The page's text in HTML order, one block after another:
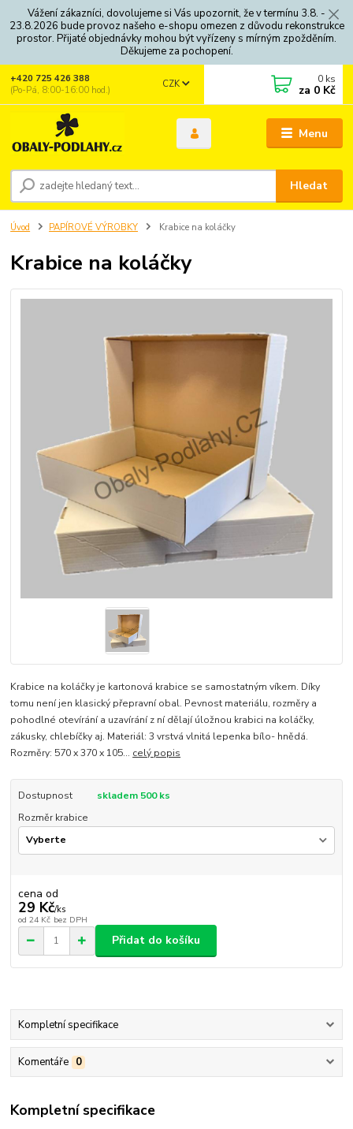
Vážení zákazníci, dovolujeme si Vás upozornit, že v termínu 3.8. -
23.8.2026 bude provoz našeho e-shopu omezen z důvodu rekonstrukce
prostor. Přijaté objednávky mohou být vyřízeny s mírným zpožděním.
Děkujeme za pochopení.
Menu
CZK
Hledat
+420 725 426 388
(Po-Pá, 8:00-16:00 hod.)
0 ks
za 0 Kč
Úvod PAPÍROVÉ VÝROBKY Krabice na koláčky
Krabice na koláčky
Krabice na koláčky je kartonová krabice se samostatným víkem. Díky
tomu není jen klasický přepravní obal. Pevnost materiálu, rozměry a
pohodlné otevírání a uzavírání z ní dělají úložnou krabici na koláčky,
zákusky, chlebíčky aj. Materiál: 3 vrstvá vlnitá lepenka bílo- hnědá.
Rozměry: 570 x 370 x 105... celý popis
Dostupnost
skladem 500 ks
Rozměr krabice
cena od
29 Kč/ks
od 24 Kč bez DPH
Přidat do košíku
Kompletní specifikace
Komentáře 0
Kompletní specifikace